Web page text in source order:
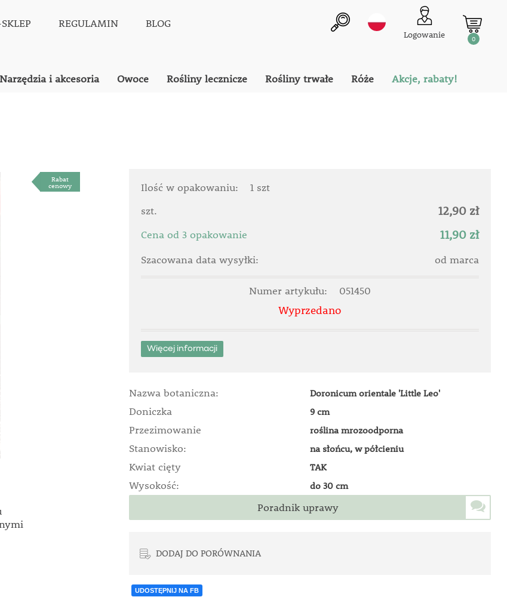
REGULAMIN BLOG
Logowanie 0
Narzędzia i akcesoria Owoce Rośliny lecznicze Rośliny trwałe Róże Akcje, rabaty!
Rabat
cenowy Ilość w opakowaniu:
1 szt
szt.
12,90 zł
Cena od 3 opakowanie 11,90 zł
Szacowana data wysyłki: od marca
Numer artykułu: 051450
Wyprzedano
Więcej informacji
Nazwa botaniczna: Doronicum orientale 'Little Leo'
Doniczka 9 cm
Przezimowanie roślina mrozoodporna
Stanowisko: na słońcu, w półcieniu
Kwiat cięty TAK
Wysokość: do 30 cm
Poradnik uprawy
DODAJ DO PORÓWNANIA
UDOSTĘPNIJ NA FB